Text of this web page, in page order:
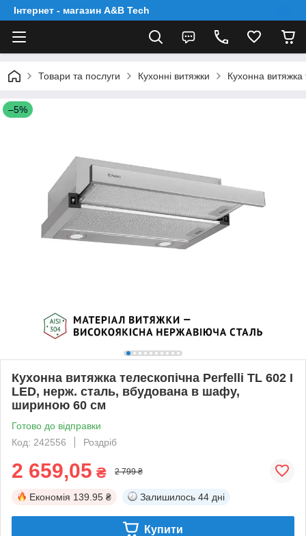
Інтернет - магазин A&B Tech
Товари та послуги Кухонні витяжки Кухонна
–5%
Кухонна витяжка телескопічна Perfelli TL 602 I
LED, нерж. сталь, вбудована в шафу,
шириною 60 см
Готово до відправки
Код: 242556
Роздріб
2 659,05 ₴ 2 799 ₴
Економія 139.95 ₴ Залишилось 44 дні
Купити